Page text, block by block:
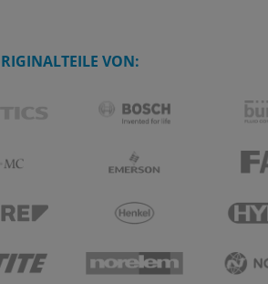
VON: